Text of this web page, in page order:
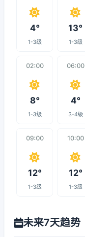
4°
1-3级
13°
1-3级
02:00
8°
1-3级
06:00
4°
3-4级
09:00
12°
1-3级
10:00
12°
1-3级
未来7天趋势